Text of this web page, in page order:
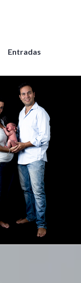
Entradas